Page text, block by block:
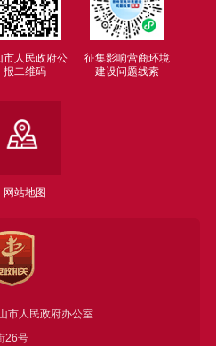
市人民政府公
报二维码
征集影响营商环境
建设问题线索
网站地图
市人民政府办公室
26号